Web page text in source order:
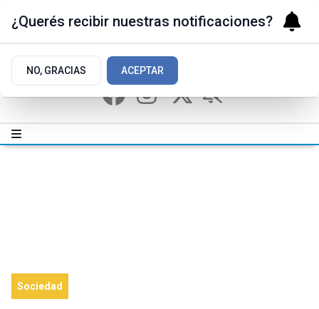
Sociedad
¿Querés recibir nuestras notificaciones?
NO, GRACIAS ACEPTAR